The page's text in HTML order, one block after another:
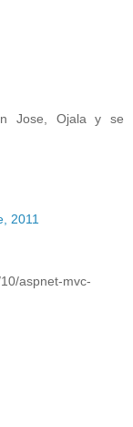
Jose, Ojala y se
2011
aspnet-mvc-